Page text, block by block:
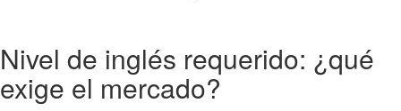
Nivel de inglés requerido: ¿qué
exige el mercado?